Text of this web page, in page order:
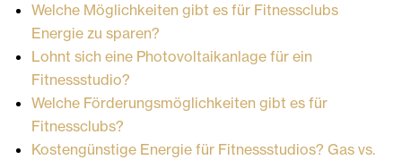
Welche Möglichkeiten gibt es für Fitnessclubs
Energie zu sparen?
Lohnt sich eine Photovoltaikanlage für ein
Fitnessstudio?
Welche Förderungsmöglichkeiten gibt es für
Fitnessclubs?
Kostengünstige Energie für Fitnessstudios? Gas vs.